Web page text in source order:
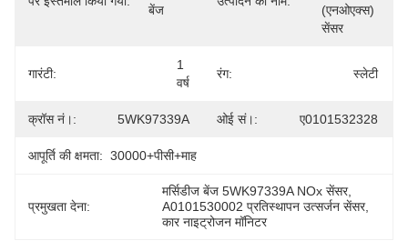
बेंज
(एनओएक्स)
सेंसर
गारंटी:
1
वर्ष
रंग: स्लेटी
क्रॉस नं।: 5WK97339A ओई सं।: ए0101532328
आपूर्ति की क्षमता: 30000+पीसी+माह
प्रमुखता देना:
मर्सिडीज बेंज 5WK97339A NOx सेंसर,
A0101530002 प्रतिस्थापन उत्सर्जन सेंसर,
कार नाइट्रोजन मॉनिटर